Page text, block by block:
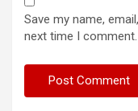
Save my name,
next time I comment.